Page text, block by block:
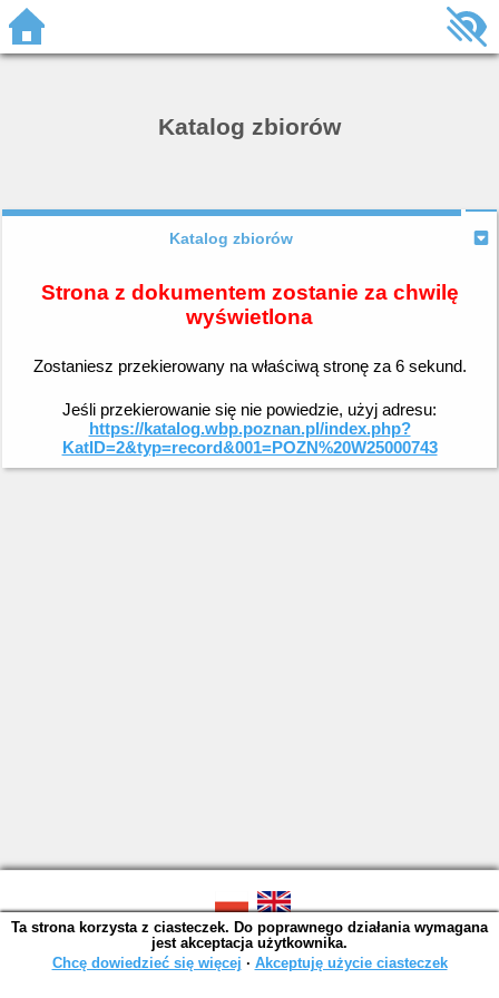
Katalog zbiorów
Katalog zbiorów
Strona z dokumentem zostanie za chwilę
wyświetlona
Zostaniesz przekierowany na właściwą stronę za 6sekund.
Jeśli przekierowanie się nie powiedzie, użyj adresu:
https://katalog.wbp.poznan.pl/index.php?
KatID=2&typ=record&001=POZN%20W25000743
SOWA OPAC v. 6.11.10 (2026-07-24)
Wygenerowano w 0,0013 s.
Ta strona korzysta z ciasteczek. Do poprawnego działania wymagana
jest akceptacja użytkownika.
Chcę dowiedzieć się więcej ∙ Akceptuję użycie ciasteczek